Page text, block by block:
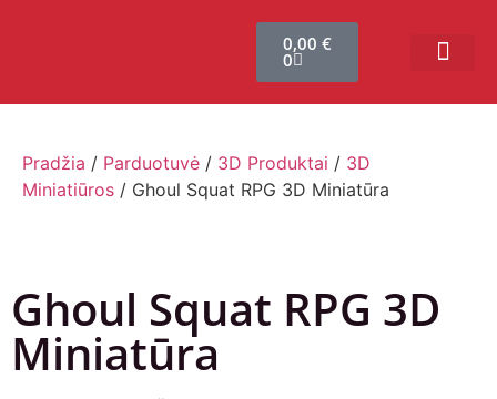
0,00€
0
Pradžia / Parduotuvė / 3D Produktai / 3D
Miniatiūros / Ghoul Squat RPG 3D Miniatūra
Ghoul Squat RPG 3D
Miniatūra